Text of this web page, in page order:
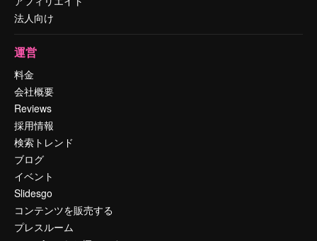
法人向け
運営
料金
会社概要
Reviews
採用情報
検索トレンド
ブログ
イベント
Slidesgo
コンテンツを販売する
プレスルーム